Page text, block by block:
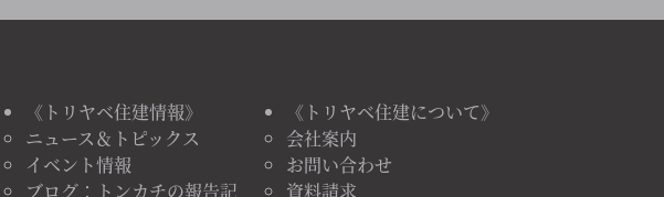
《トリヤベ住建情報》
ニュース＆トピックス
イベント情報
ブログ：トンカチの報告記
《トリヤベ住建について》
会社案内
お問い合わせ
資料請求